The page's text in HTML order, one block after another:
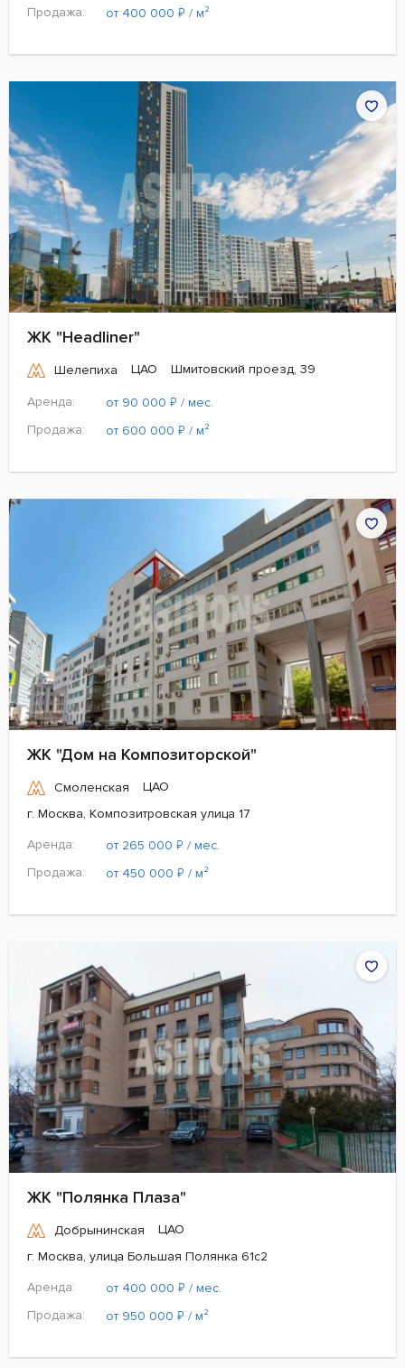
Продажа:
от 400 000 ₽ / м²
ЖК "Headliner"
Шелепиха ЦАО Шмитовский проезд, 39
Аренда: от 90 000 ₽ / мес.
Продажа:
от 600 000 ₽ / м²
ЖК "Дом на Композиторской"
Смоленская
ЦАО
г. Москва, Композитровская улица 17
Аренда:
от 265 000 ₽ / мес.
Продажа:
от 450 000 ₽ / м²
ЖК "Полянка Плаза"
Добрынинская
ЦАО
г. Москва, улица Большая Полянка 61с2
Аренда:
от 400 000 ₽ / мес.
Продажа:
от 950 000 ₽ / м²